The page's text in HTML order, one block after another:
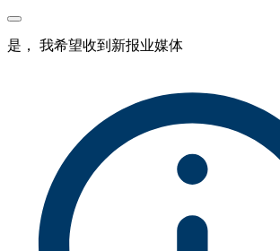
是， 我希望收到新报业媒体